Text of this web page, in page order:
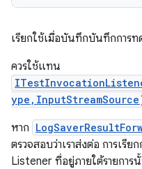
เรียกใช้เมื่อบันทึกบันทึกการท
ควรใช้แทน
หาก
ตรวจสอบว่าเราส่งต่อ การเรี
Listener ที่อยู่ภายใต้รายการ